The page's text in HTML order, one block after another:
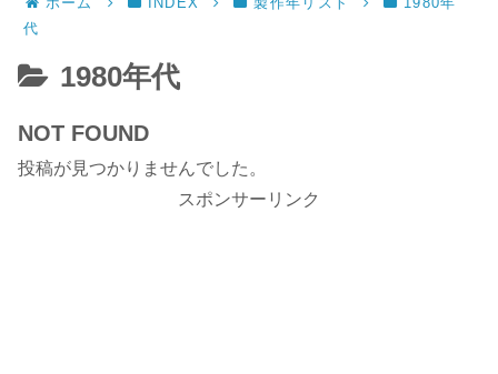
代
1980年代
NOT FOUND
投稿が見つかりませんでした。
スポンサーリンク